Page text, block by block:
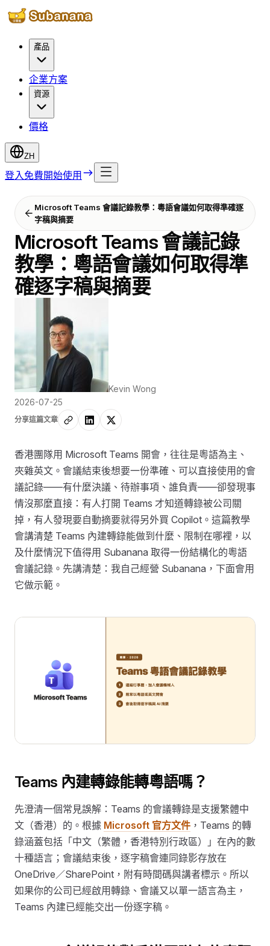
產品
企業方案
資源
價格
ZH
登入 免費開始使用
Microsoft Teams 會議記錄教學：粵語會議如何取得準確逐
字稿與摘要
Microsoft Teams 會議記錄
教學：粵語會議如何取得準
確逐字稿與摘要
Kevin Wong
2026-07-25
分享這篇文章
香港團隊用 Microsoft Teams 開會，往往是粵語為主、
夾雜英文。會議結束後想要一份準確、可以直接使用的會
議記錄——有什麼決議、待辦事項、誰負責——卻發現事
情沒那麼直接：有人打開 Teams 才知道轉錄被公司關
掉，有人發現要自動摘要就得另外買 Copilot。這篇教學
會講清楚 Teams 內建轉錄能做到什麼、限制在哪裡，以
及什麼情況下值得用 Subanana 取得一份結構化的粵語
會議記錄。先講清楚：我自己經營 Subanana，下面會用
它做示範。
Teams 內建轉錄能轉粵語嗎？
先澄清一個常見誤解：Teams 的會議轉錄是支援繁體中
文（香港）的。根據 Microsoft 官方文件 ，Teams 的轉
錄涵蓋包括「中文（繁體，香港特別行政區）」在內的數
十種語言；會議結束後，逐字稿會連同錄影存放在
OneDrive／SharePoint，附有時間碼與講者標示。所以
如果你的公司已經啟用轉錄、會議又以單一語言為主，
Teams 內建已經能交出一份逐字稿。